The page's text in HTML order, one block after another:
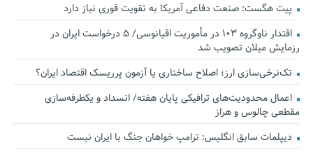
پیت هگست: صنعت دفاعی آمریکا به تقویت فوری نیاز دارد
اقتدار ناوگروه ۱۰۳ در مأموریت‌ اقیانوسی/ ۵ درخواست ایران در
رزمایش میلان تصویب شد
تک‌نرخی‌سازی ارز؛ اصلاح ساختاری یا آزمون پرریسک اقتصاد ایران؟
اعمال محدودیت‌های ترافیکی پایان هفته/ انسداد و یکطرفه‌سازی
مقطعی چالوس و هراز
دیپلمات سابق انگلیس:‌ ترامپ خواهان جنگ با ایران نیست